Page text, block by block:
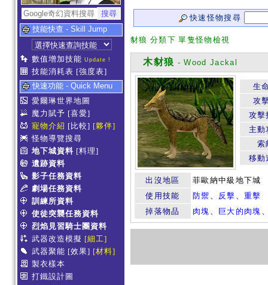
技能快查 - Skill Jump
數值增加技能 Update !
技能消耗表 [強度表]
快速功能 - Quick Menu
愛爾琳世界地圖
魔力賦予 [喜愛]
寵物介紹 [比較] [夥伴]
怪物導覽搜尋
地下城資料 [料理]
遺跡資料
影子任務資料
劇場任務資料
訓練所資料
使徒突襲任務資料
烈焰見習騎士團資料
武器改造模擬 [細工]
武器聚能 [效果] [材料]
製衣樣本
打鐵設計圖
快速怪物搜尋
豺狼 分類下 單隻怪物檢視
木豺狼 - Wood Jackal
生
攻
攻擊
主動
索
移動
出沒地區
菲歐納中級地下城
使用技能
防禦 、 反擊 、重擊
掉落物品
肉塊 、 巨大的肉塊